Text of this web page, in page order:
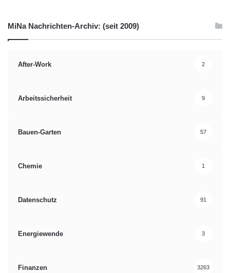
MiNa Nachrichten-Archiv: (seit 2009)
After-Work 2
Arbeitssicherheit 9
Bauen-Garten 57
Chemie 1
Datenschutz 91
Energiewende 3
Finanzen 3263